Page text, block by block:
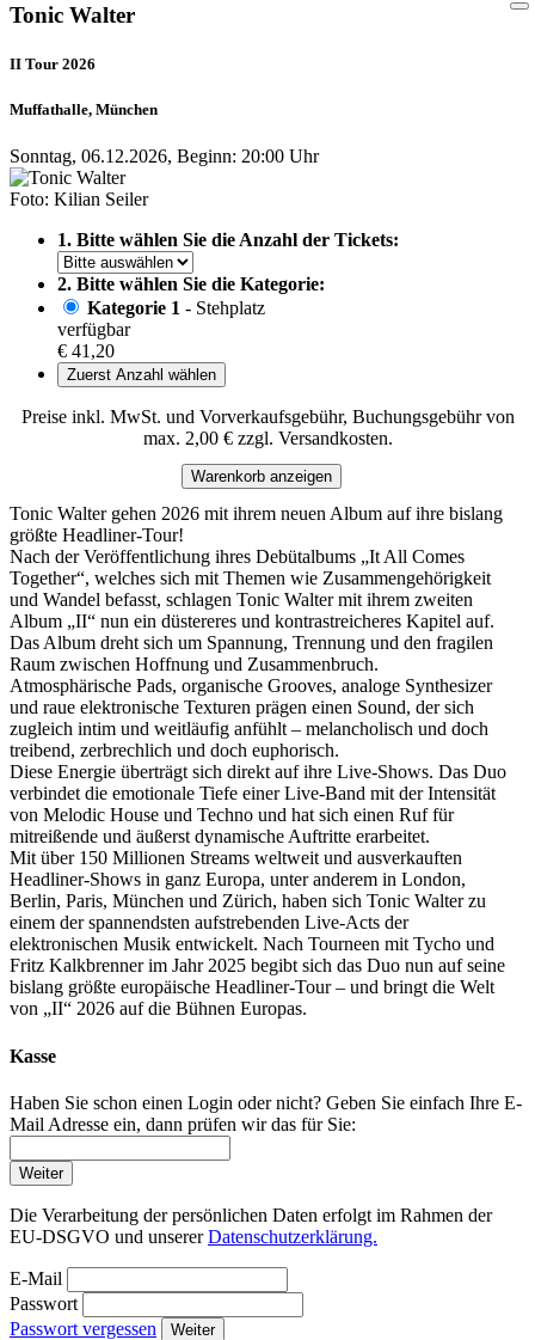
Tonic Walter
II Tour 2026
Muffathalle, München
Sonntag, 06.12.2026, Beginn: 20:00 Uhr
Foto: Kilian Seiler
1. Bitte wählen Sie die Anzahl der Tickets:
2. Bitte wählen Sie die Kategorie:
Kategorie 1 - Stehplatz
verfügbar
€ 41,20
Zuerst Anzahl wählen
Preise inkl. MwSt. und Vorverkaufsgebühr, Buchungsgebühr von
max. 2,00 € zzgl. Versandkosten.
Warenkorb anzeigen
Tonic Walter gehen 2026 mit ihrem neuen Album auf ihre bislang
größte Headliner-Tour!
Nach der Veröffentlichung ihres Debütalbums „It All Comes
Together“, welches sich mit Themen wie Zusammengehörigkeit
und Wandel befasst, schlagen Tonic Walter mit ihrem zweiten
Album „II“ nun ein düstereres und kontrastreicheres Kapitel auf.
Das Album dreht sich um Spannung, Trennung und den fragilen
Raum zwischen Hoffnung und Zusammenbruch.
Atmosphärische Pads, organische Grooves, analoge Synthesizer
und raue elektronische Texturen prägen einen Sound, der sich
zugleich intim und weitläufig anfühlt – melancholisch und doch
treibend, zerbrechlich und doch euphorisch.
Diese Energie überträgt sich direkt auf ihre Live-Shows. Das Duo
verbindet die emotionale Tiefe einer Live-Band mit der Intensität
von Melodic House und Techno und hat sich einen Ruf für
mitreißende und äußerst dynamische Auftritte erarbeitet.
Mit über 150 Millionen Streams weltweit und ausverkauften
Headliner-Shows in ganz Europa, unter anderem in London,
Berlin, Paris, München und Zürich, haben sich Tonic Walter zu
einem der spannendsten aufstrebenden Live-Acts der
elektronischen Musik entwickelt. Nach Tourneen mit Tycho und
Fritz Kalkbrenner im Jahr 2025 begibt sich das Duo nun auf seine
bislang größte europäische Headliner-Tour – und bringt die Welt
von „II“ 2026 auf die Bühnen Europas.
Kasse
Haben Sie schon einen Login oder nicht? Geben Sie einfach Ihre E-
Mail Adresse ein, dann prüfen wir das für Sie:
Weiter
Die Verarbeitung der persönlichen Daten erfolgt im Rahmen der
EU-DSGVO und unsererDatenschutzerklärung.
E-Mail
Passwort
Passwort vergessen
Weiter